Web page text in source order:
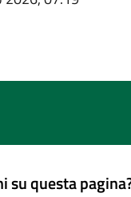
su questa